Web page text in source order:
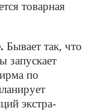
товарная
Бывает так, что
запускает
по
экстра-